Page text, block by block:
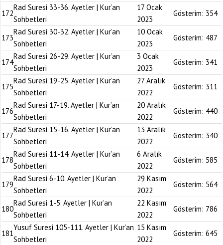
172
Rad Suresi 33-36. Ayetler | Kur’an
Sohbetleri
17 Ocak
2023
Gösterim: 354
173
Rad Suresi 30-32. Ayetler | Kur’an
Sohbetleri
10 Ocak
2023
Gösterim: 487
174
Rad Suresi 26-29. Ayetler | Kur’an
Sohbetleri
3 Ocak
2023
Gösterim: 341
175
Rad Suresi 19-25. Ayetler | Kur’an
Sohbetleri
27 Aralık
2022
Gösterim: 311
176
Rad Suresi 17-19. Ayetler | Kur’an
Sohbetleri
20 Aralık
2022
Gösterim: 440
177
Rad Suresi 15-16. Ayetler | Kur’an
Sohbetleri
13 Aralık
2022
Gösterim: 340
178
Rad Suresi 11-14. Ayetler | Kur’an
Sohbetleri
6 Aralık
2022
Gösterim: 585
179
Rad Suresi 6-10. Ayetler | Kur’an
Sohbetleri
29 Kasım
2022
Gösterim: 564
180
Rad Suresi 1-5. Ayetler | Kur’an
Sohbetleri
22 Kasım
2022
Gösterim: 786
181
Yusuf Suresi 105-111. Ayetler | Kur’an
Sohbetleri
15 Kasım
2022
Gösterim: 645